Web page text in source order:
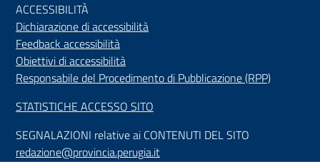
ACCESSIBILITÀ
Dichiarazione di accessibilità
Feedback accessibilità
Obiettivi di accessibilità
Responsabile del Procedimento di Pubblicazione (RPP)
STATISTICHE ACCESSO SITO
SEGNALAZIONI relative ai CONTENUTI DEL SITO
redazione@provincia.perugia.it